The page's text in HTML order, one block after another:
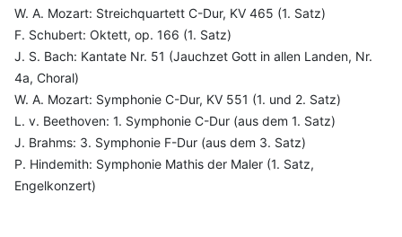
W. A. Mozart: Streichquartett C-Dur, KV 465 (1. Satz)
F. Schubert: Oktett, op. 166 (1. Satz)
J. S. Bach: Kantate Nr. 51 (Jauchzet Gott in allen Landen, Nr.
4a, Choral)
W. A. Mozart: Symphonie C-Dur, KV 551 (1. und 2. Satz)
L. v. Beethoven: 1. Symphonie C-Dur (aus dem 1. Satz)
J. Brahms: 3. Symphonie F-Dur (aus dem 3. Satz)
P. Hindemith: Symphonie Mathis der Maler (1. Satz,
Engelkonzert)